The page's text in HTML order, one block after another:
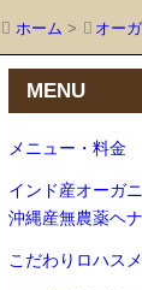
ホーム > オー
MENU
メニュー・料金
インド産オ
沖縄産無農薬ヘナ
こだわりロハス